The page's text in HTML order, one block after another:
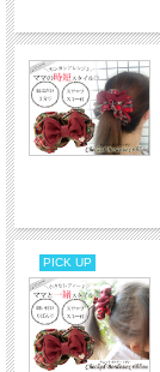
PICK UP